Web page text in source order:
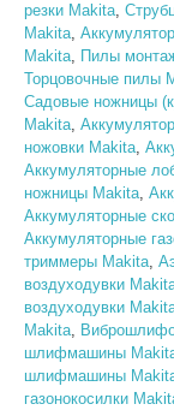
резки Makita,
Makita,
Makita, Пилы
Торцовочные пилы
Садовые ножницы
Makita,
ножовки Makita,
Аккумуляторные
ножницы Makita,
Аккумуляторные
Аккумуляторные
триммеры Makita,
воздуходувки
воздуходувки
Makita,
шлифмашины
шлифмашины
газонокосилки